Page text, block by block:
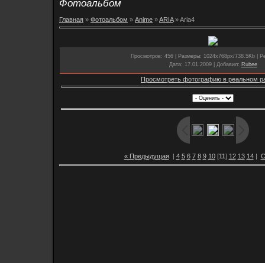
Фотоальбом
Главная » Фотоальбом » Anime »ARIA» Aria4
Просмотров: 456 | Размеры: 1024x768px/738.5Kb |
Дата: 17.01.2009 | Добавил: Rubee
Просмотреть фотографию в реальном
« Предыдущая| 4 5 6 7 8 9 10[11] 12 13 14|